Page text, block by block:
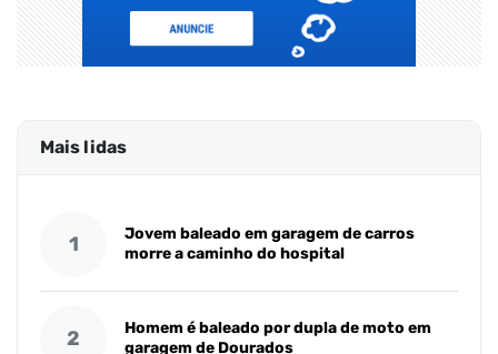
Mais lidas
1
Jovem baleado em garagem de carros
morre a caminho do hospital
2
Homem é baleado por dupla de moto em
garagem de Dourados